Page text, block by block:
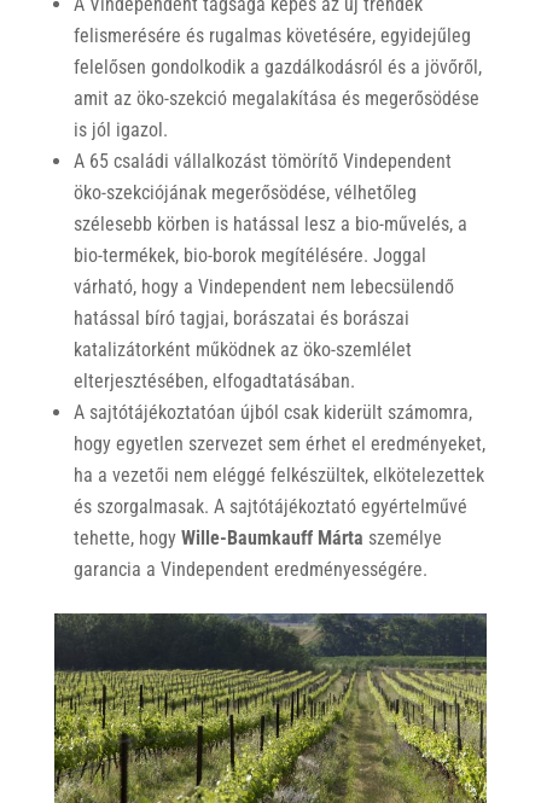
A Vindependent tagsága képes az új trendek
felismerésére és rugalmas követésére, egyidejűleg
felelősen gondolkodik a gazdálkodásról és a jövőről,
amit az öko-szekció megalakítása és megerősödése
is jól igazol.
A 65 családi vállalkozást tömörítő Vindependent
öko-szekciójának megerősödése, vélhetőleg
szélesebb körben is hatással lesz a bio-művelés, a
bio-termékek, bio-borok megítélésére. Joggal
várható, hogy a Vindependent nem lebecsülendő
hatással bíró tagjai, borászatai és borászai
katalizátorként működnek az öko-szemlélet
elterjesztésében, elfogadtatásában.
A sajtótájékoztatóan újból csak kiderült számomra,
hogy egyetlen szervezet sem érhet el eredményeket,
ha a vezetői nem eléggé felkészültek, elkötelezettek
és szorgalmasak. A sajtótájékoztató egyértelművé
tehette, hogy Wille-Baumkauff Márta személye
garancia a Vindependent eredményességére.